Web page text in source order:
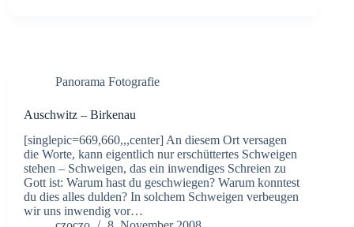
Panorama Fotografie
Auschwitz – Birkenau
[singlepic=669,660,,,center] An diesem Ort versagen
die Worte, kann eigentlich nur erschüttertes Schweigen
stehen – Schweigen, das ein inwendiges Schreien zu
Gott ist: Warum hast du geschwiegen? Warum konntest
du dies alles dulden? In solchem Schweigen verbeugen
wir uns inwendig vor…